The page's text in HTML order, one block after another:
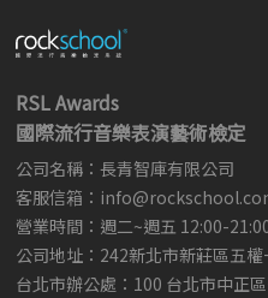
RSL Awards
國際流行音樂表演藝術檢定
公司名稱：長青智庫有限公司
客服信箱：
營業時間：週二~週五 12:00-
公司地址：242新北市新莊區五
台北市辦公處：100 台北市中正